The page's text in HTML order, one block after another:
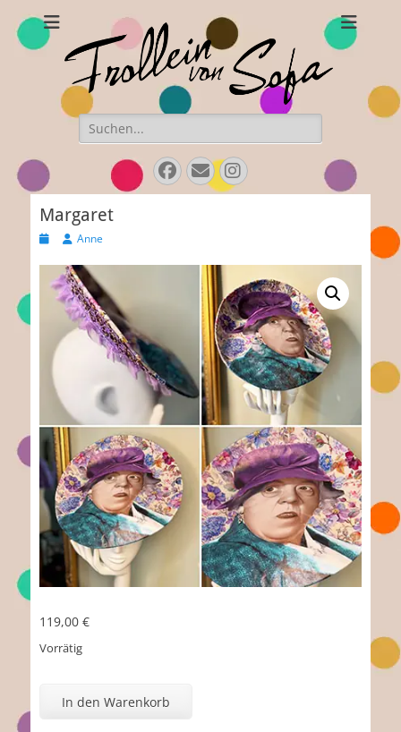
Frollein von Sofa
Handgefertigte Hüte und Accessoires
Suchen
nach:
Facebook
E-
Mail
Instagram
Margaret
Veröffentlicht
AutorAnne
119,00 €
Vorrätig
In den Warenkorb